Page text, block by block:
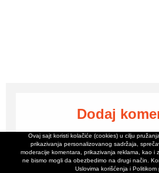
Dodaj
Komentari
Ovaj sajt koristi kolačiće (cookies) u cilju
prikazivanja personalizovanog sadržaja,
moderacije komentara, prikazivanja reklama, kao i
ne bismo mogli da obezbedimo na drugi način.
Uslovima korišćenja i Politikom